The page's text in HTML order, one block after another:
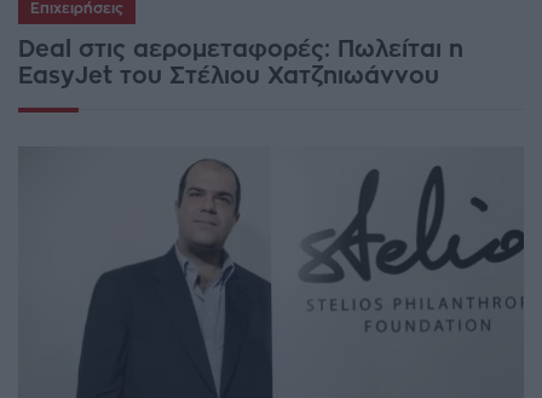
Επιχειρήσεις
Deal στις αερομεταφορές: Πωλείται η
EasyJet του Στέλιου Χατζηιωάννου